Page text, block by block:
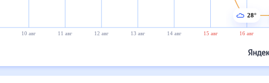
10 авг 11 авг 12 авг 13 авг 14 авг 15 авг 16 авг
28°